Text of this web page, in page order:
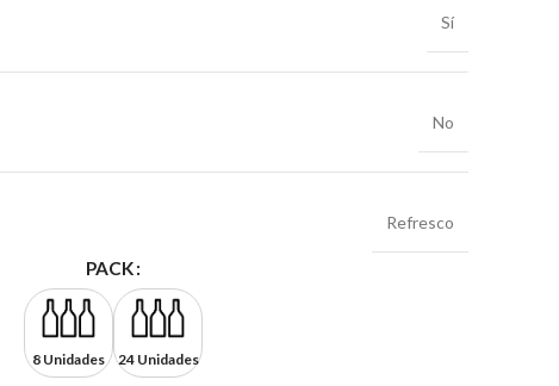
Sí
No
Refresco
PACK
8 Unidades
24 Unidades